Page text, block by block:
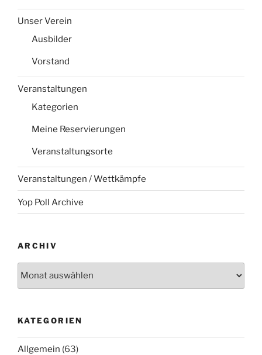
Unser Verein
Ausbilder
Vorstand
Veranstaltungen
Kategorien
Meine Reservierungen
Veranstaltungsorte
Veranstaltungen / Wettkämpfe
Yop Poll Archive
ARCHIV
KATEGORIEN
Allgemein (63)